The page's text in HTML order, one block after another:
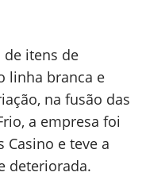
de itens de
linha branca e
na fusão das
a empresa foi
e teve a
deteriorada.